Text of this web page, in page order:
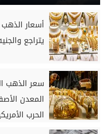
يتراجع
سعر الذهب
المعدن
الحرب